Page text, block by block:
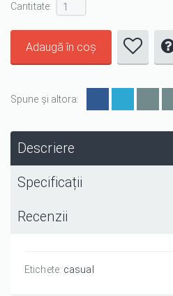
Cantitate :
Spune și altora:
Descriere
Specificații
Recenzii
Etichete: casual